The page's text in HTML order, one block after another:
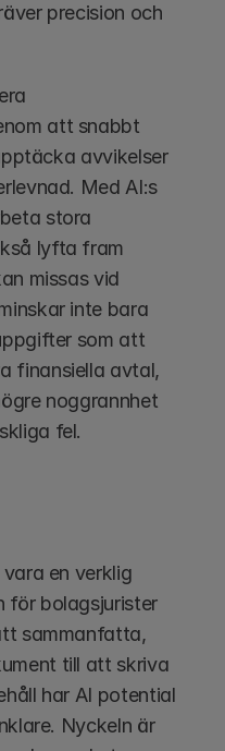
precision och
att snabbt
avvikelser
Med AI:s
stora
lyfta fram
missas vid
inte bara
som att
finansiella avtal,
noggrannhet
fel.
en verklig
för bolagsjurister
sammanfatta,
till att skriva
har AI potential
Nyckeln är